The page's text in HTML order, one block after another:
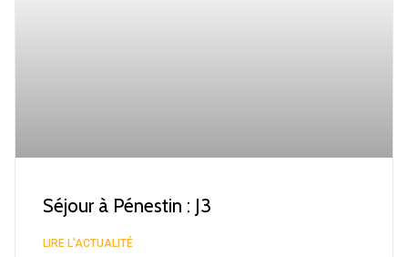
Séjour à Pénestin : J3
LIRE L'ACTUALITÉ